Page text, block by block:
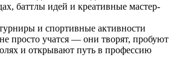
баттлы идей и креативные мастер-
и спортивные активности
просто учатся — они творят, пробуют
и открывают путь в профессию